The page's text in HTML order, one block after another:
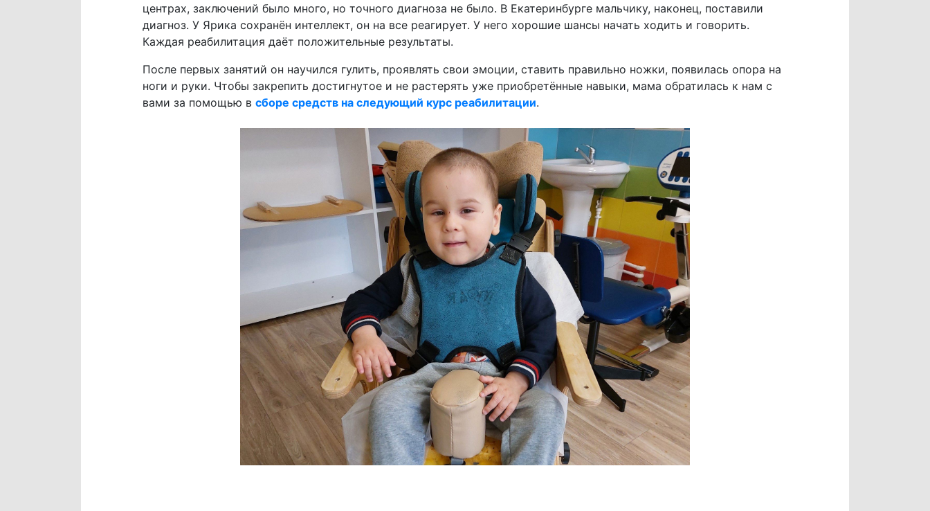
центрах, заключений было много, но точного диагноза не было. В Екатеринбурге мальчику, наконец, поставили
диагноз. У Ярика сохранён интеллект, он на все реагирует. У него хорошие шансы начать ходить и говорить.
Каждая реабилитация даёт положительные результаты.
После первых занятий он научился гулить, проявлять свои эмоции, ставить правильно ножки, появилась опора на
ноги и руки. Чтобы закрепить достигнутое и не растерять уже приобретённые навыки, мама обратилась к нам с
вами за помощью в сборе средств на следующий курс реабилитации.